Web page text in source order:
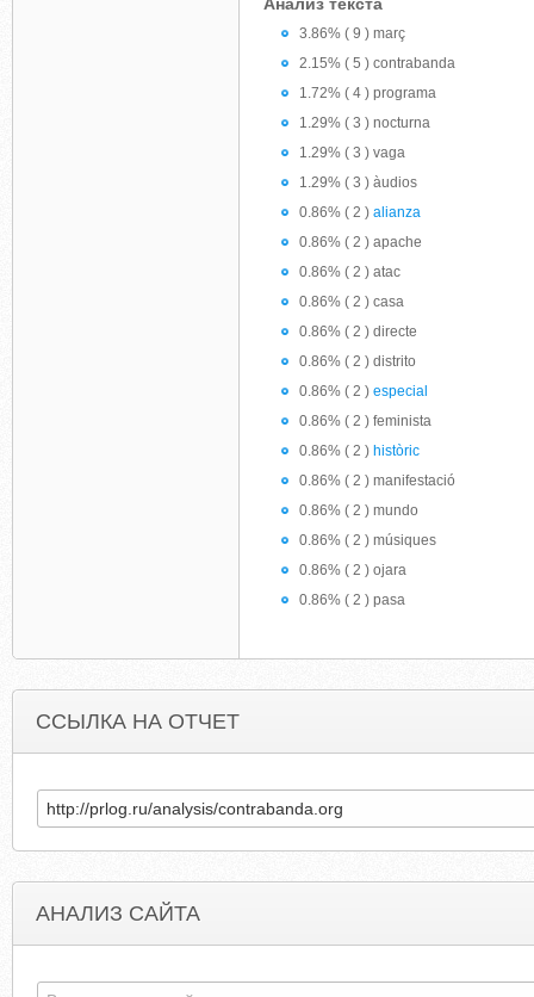
3.86% ( 9 ) març
2.15% ( 5 ) contrabanda
1.72% ( 4 ) programa
1.29% ( 3 ) nocturna
1.29% ( 3 ) vaga
1.29% ( 3 ) àudios
0.86% ( 2 ) alianza
0.86% ( 2 ) apache
0.86% ( 2 ) atac
0.86% ( 2 ) casa
0.86% ( 2 ) directe
0.86% ( 2 ) distrito
0.86% ( 2 ) especial
0.86% ( 2 ) feminista
0.86% ( 2 ) històric
0.86% ( 2 ) manifestació
0.86% ( 2 ) mundo
0.86% ( 2 ) músiques
0.86% ( 2 ) ojara
0.86% ( 2 ) pasa
ССЫЛКА НА ОТЧЕТ
АНАЛИЗ САЙТА